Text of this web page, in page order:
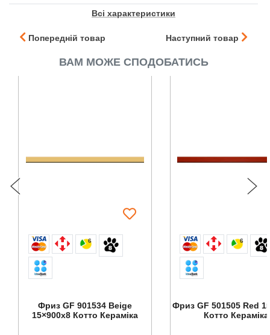
Всі характеристики
Попередній товар Наступний товар
ВАМ МОЖЕ СПОДОБАТИСЬ
6
Фриз GF 901534 Beige
15×900x8 Котто Кераміка
6
Фриз GF 501505 Red
Котто Кераміка